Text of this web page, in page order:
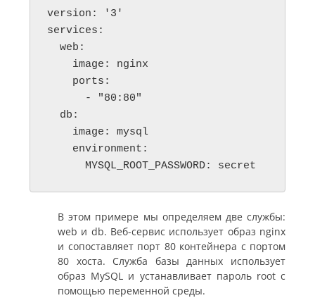
version: '3'
services:
  web:
    image: nginx
    ports:
      - "80:80"
  db:
    image: mysql
    environment:
В этом примере мы определяем две службы:
web и db. Веб-сервис использует образ nginx
и сопоставляет порт 80 контейнера с портом
80 хоста. Служба базы данных использует
образ MySQL и устанавливает пароль root с
помощью переменной среды.